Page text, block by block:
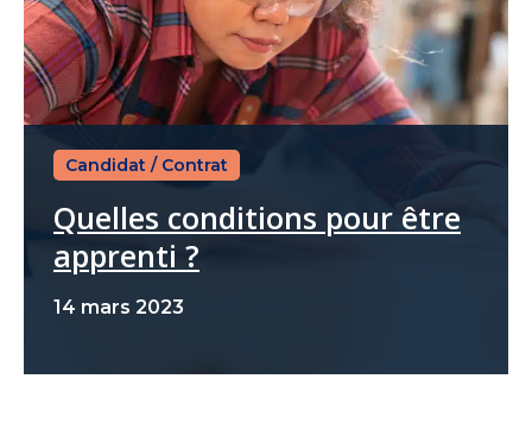
Candidat / Contrat
Quelles conditions pour être
apprenti ?
14 mars 2023